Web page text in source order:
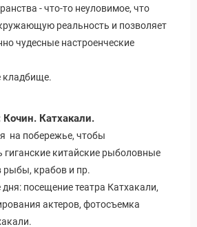
- что-то неуловимое, что
реальность и позволяет
чудесные настроенческие
кладбище.
Катхакали.
на побережье, чтобы
гиганские китайские рыболовные
рыбы, крабов и пр.
посещение театра Катхакали,
актеров, фотосъемка